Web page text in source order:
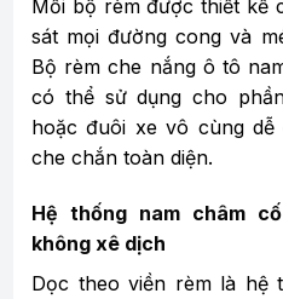
Mỗi bộ rèm được thiết kế
sát mọi đường cong và
Bộ rèm che nắng ô tô
có thể sử dụng cho
hoặc đuôi xe vô cùng
che chắn toàn diện.
Hệ thống nam châm
không xê dịch
Dọc theo viền rèm là hệ